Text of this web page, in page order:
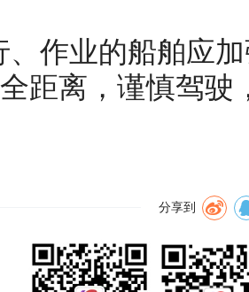
、作业的船舶应
距离，谨慎驾驶
分享到